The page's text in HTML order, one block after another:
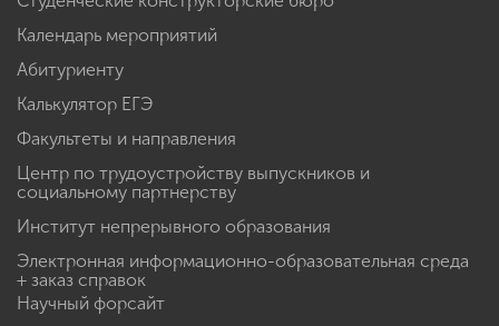
Календарь мероприятий
Абитуриенту
Калькулятор ЕГЭ
Факультеты и направления
Центр по трудоустройству выпускников и
социальному партнерству
Институт непрерывного образования
Электронная информационно-образовательная среда
+ заказ справок
Научный форсайт